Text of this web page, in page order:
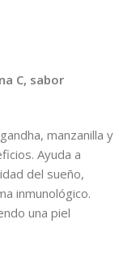
C, sabor
manzanilla y
Ayuda a
del sueño,
inmunológico.
una piel